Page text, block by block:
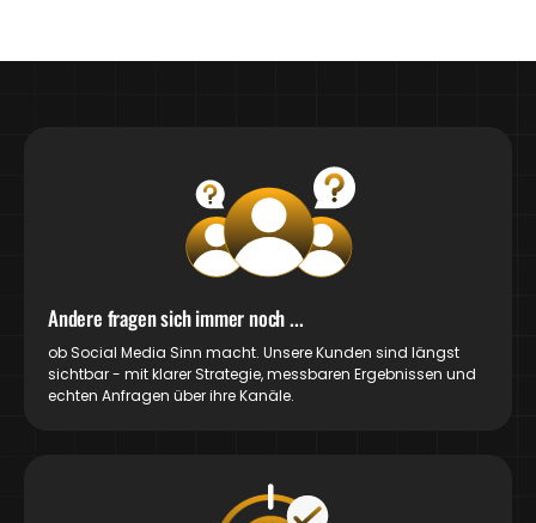
Andere fragen sich immer noch ...
ob Social Media Sinn macht. Unsere Kunden sind längst
sichtbar - mit klarer Strategie, messbaren Ergebnissen und
echten Anfragen über ihre Kanäle.